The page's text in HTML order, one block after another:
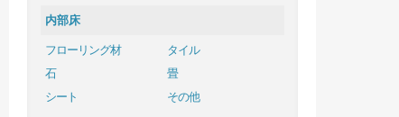
内部床
フローリング材
タイル
石
畳
シート
その他